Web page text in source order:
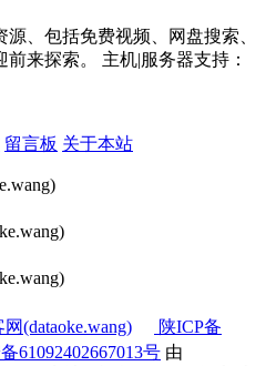
、包括免费视频、网盘搜索、
来探索。 主机|服务器支持：
留言板 关于本站
(dataoke.wang)
陕ICP备
61092402667013号 由